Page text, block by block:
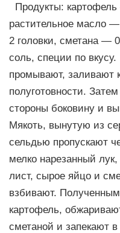
Продукты:
растительное масло
2 головки, сметана —
соль, специи по
промывают, заливают
полуготовности.
стороны боковину и
Мякоть, вынутую из
сельдью пропускают
мелко нарезанный
лист, сырое яйцо и
взбивают.
картофель,
сметаной и запекают